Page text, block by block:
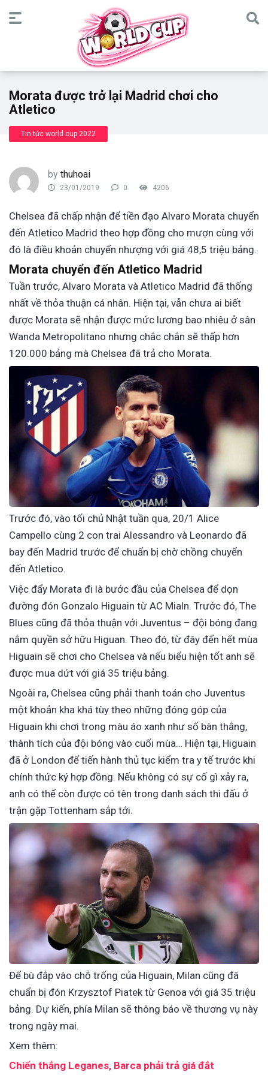
Morata được trở lại Madrid chơi cho
Atletico
Tin tức world cup 2022
by thuhoai
23/01/2019 0 4206
Chelsea đã chấp nhận để tiền đạo Alvaro Morata chuyển
đến Atletico Madrid theo hợp đồng cho mượn cùng với
đó là điều khoản chuyển nhượng với giá 48,5 triệu bảng.
Morata chuyển đến Atletico Madrid
Tuần trước, Alvaro Morata và Atletico Madrid đã thống
nhất về thỏa thuận cá nhân. Hiện tại, vẫn chưa ai biết
được Morata sẽ nhận được mức lương bao nhiêu ở sân
Wanda Metropolitano nhưng chắc chắn sẽ thấp hơn
120.000 bảng mà Chelsea đã trả cho Morata.
Trước đó, vào tối chủ Nhật tuần qua, 20/1 Alice
Campello cùng 2 con trai Alessandro và Leonardo đã
bay đến Madrid trước để chuẩn bị chờ chồng chuyển
đến Atletico.
Việc đẩy Morata đi là bước đầu của Chelsea để dọn
đường đón Gonzalo Higuain từ AC Mialn. Trước đó, The
Blues cũng đã thỏa thuận với Juventus – đội bóng đang
nắm quyền sở hữu Higuan. Theo đó, từ đây đến hết mùa
Higuain sẽ chơi cho Chelsea và nếu biểu hiện tốt anh sẽ
được mua dứt với giá 35 triệu bảng.
Ngoài ra, Chelsea cũng phải thanh toán cho Juventus
một khoản kha khá tùy theo những đóng góp của
Higuain khi chơi trong màu áo xanh như số bàn thắng,
thành tích của đội bóng vào cuối mùa… Hiện tại, Higuain
đã ở London để tiến hành thủ tục kiểm tra y tế trước khi
chính thức ký hợp đồng. Nếu không có sự cố gì xảy ra,
anh có thể còn được có tên trong danh sách thi đấu ở
trận gặp Tottenham sắp tới.
Để bù đắp vào chỗ trống của Higuain, Milan cũng đã
chuẩn bị đón Krzysztof Piatek từ Genoa với giá 35 triệu
bảng. Dự kiến, phía Milan sẽ thông báo về thương vụ này
trong ngày mai.
Xem thêm:
Chiến thắng Leganes, Barca phải trả giá đắt